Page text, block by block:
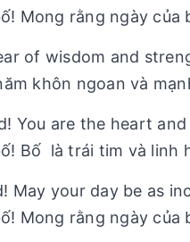
Mong rằng ngày
of wisdom and
khôn ngoan và
You are the heart
Bố là trái tim và linh
May your day be as
Mong rằng ngày